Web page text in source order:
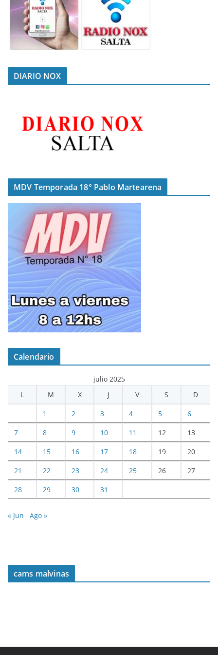
DIARIO NOX
MDV Temporada 18° Pablo Martearena
Calendario
julio 2025
L
M X J V S D
1 2 3 4 5 6
7 8 9 10 11 12 13
14 15 16 17 18 19 20
21 22 23 24 25 26 27
28 29 30 31
« Jun Ago »
cams malvinas